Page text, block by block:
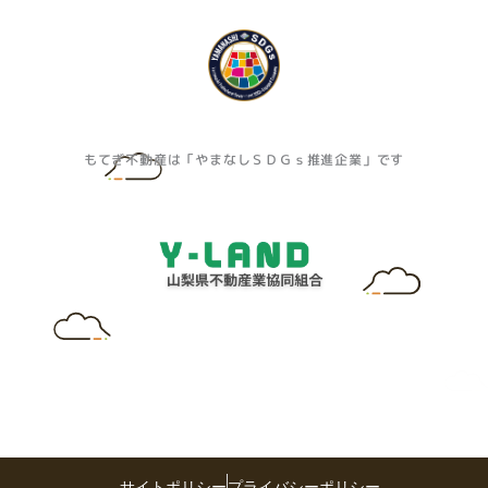
もてぎ不動産は「やまなしＳＤＧｓ推進企業」です